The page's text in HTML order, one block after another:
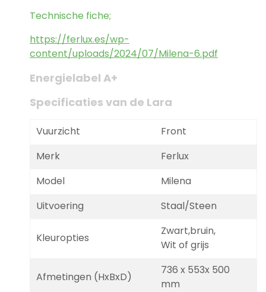
Technische fiche;
https://ferlux.es/wp-
content/uploads/2024/07/Milena-6.pdf
Energielabel A+
Specificaties van de Lara
Vuurzicht
Front
Merk
Ferlux
Model
Milena
Uitvoering
Staal/Steen
Kleuropties
Zwart,bruin,
Wit of grijs
Afmetingen (HxBxD)
736 x 553x 500
mm